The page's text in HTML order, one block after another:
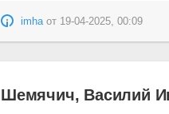
imha от 19-04-2025, 00:09
Шемячич, Василий